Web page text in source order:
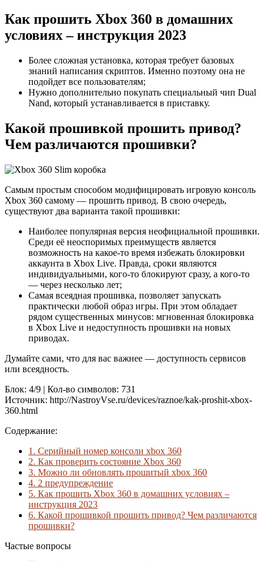
Как прошить Xbox 360 в домашних
условиях – инструкция 2023
Более сложная установка, которая требует базовых
знаний написания скриптов. Именно поэтому она не
подойдет все пользователям;
Нужно дополнительно покупать специальный чип Dual
Nand, который устанавливается в приставку.
Какой прошивкой прошить привод?
Чем различаются прошивки?
Самым простым способом модифицировать игровую консоль
Xbox 360 самому — прошить привод. В свою очередь,
существуют два варианта такой прошивки:
Наиболее популярная версия неофициальной прошивки.
Среди её неоспоримых преимуществ является
возможность на какое-то время избежать блокировки
аккаунта в Xbox Live. Правда, сроки являются
индивидуальными, кого-то блокируют сразу, а кого-то
— через несколько лет;
Самая всеядная прошивка, позволяет запускать
практически любой образ игры. При этом обладает
рядом существенных минусов: мгновенная блокировка
в Xbox Live и недоступность прошивки на новых
приводах.
Думайте сами, что для вас важнее — доступность сервисов
или всеядность.
Блок: 4/9 | Кол-во символов: 731
Источник: http://NastroyVse.ru/devices/raznoe/kak-proshit-xbox-
360.html
Содержание:
1. Серийный номер консоли xbox 360
2. Как проверить состояние Xbox 360
3. Можно ли обновлять прошитый xbox 360
4. 2 предупреждение
5. Как прошить Xbox 360 в домашних условиях –
инструкция 2023
6. Какой прошивкой прошить привод? Чем различаются
прошивки?
Частые вопросы